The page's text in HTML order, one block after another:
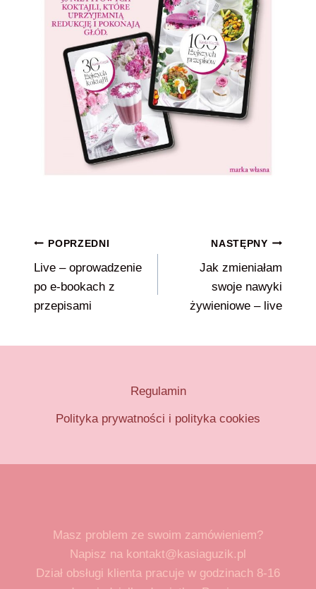
Nawigacja
wpisu
POPRZEDNI
Live – oprowadzenie
po e-bookach z
przepisami
NASTĘPNY
Jak zmieniałam
swoje nawyki
żywieniowe – live
Regulamin
Polityka prywatności i polityka cookies
Masz problem ze swoim zamówieniem?
Napisz na kontakt@kasiaguzik.pl
Dział obsługi klienta pracuje w godzinach 8-16